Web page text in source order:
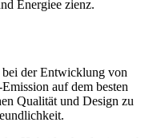
Energiee zienz.
der Entwicklung von
auf dem besten
Qualität und Design zu